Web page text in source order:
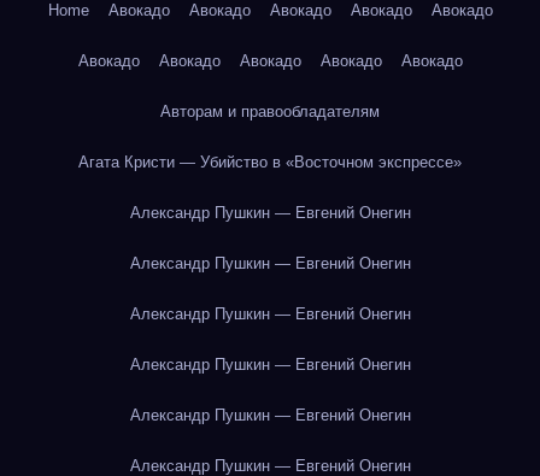
Home Авокадо Авокадо Авокадо Авокадо Авокадо
Авокадо Авокадо Авокадо Авокадо Авокадо
Авторам и правообладателям
Агата Кристи — Убийство в «Восточном экспрессе»
Александр Пушкин — Евгений Онегин
Александр Пушкин — Евгений Онегин
Александр Пушкин — Евгений Онегин
Александр Пушкин — Евгений Онегин
Александр Пушкин — Евгений Онегин
Александр Пушкин — Евгений Онегин